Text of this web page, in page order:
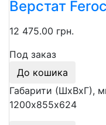
Верстат
12 475.00 грн.
Под заказ
До кошика
Габарити (ШхВхГ),
1200х855х624